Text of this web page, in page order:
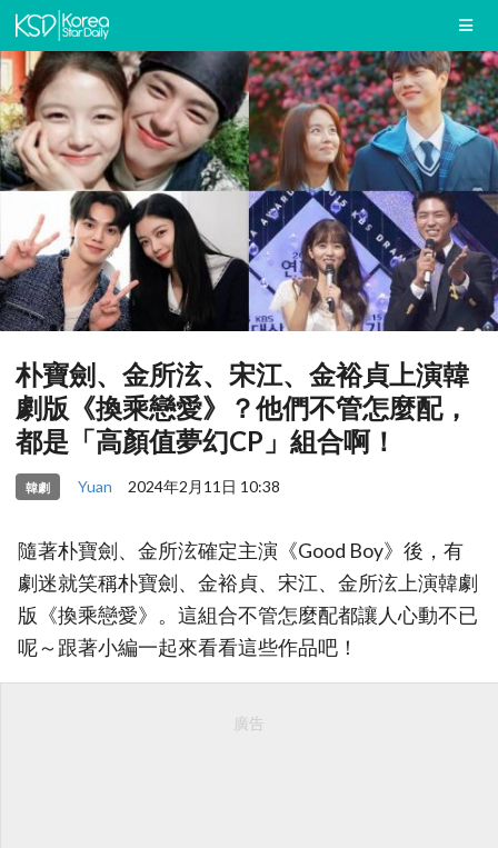
朴寶劍、金所泫、宋江、金裕貞上演韓
劇版《換乘戀愛》？他們不管怎麼配，
都是「高顏值夢幻CP」組合啊！
韓劇 Yuan 2024年2月11日 10:38
隨著朴寶劍、金所泫確定主演《Good Boy》後，有
劇迷就笑稱朴寶劍、金裕貞、宋江、金所泫上演韓劇
版《換乘戀愛》。這組合不管怎麼配都讓人心動不已
呢～跟著小編一起來看看這些作品吧！
廣告